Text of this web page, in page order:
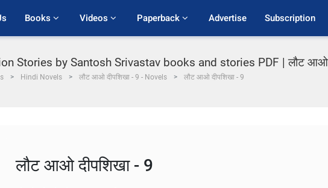
Books Videos Paperback Advertise Subscription
Stories by Santosh Srivastav books and stories PDF | लौट आओ
Hindi Novels लौट आओ दीपशिखा - 9 - Novels लौट आओ दीपशिखा - 9
लौट आओ दीपशिखा - 9